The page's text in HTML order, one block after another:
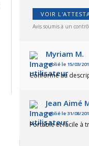
VOIR
Avis soumis à un
Myriam M.
Publié le 15/03/
Conforme au
Jean Aimé
Publié le 31/08/
Portable et facile à